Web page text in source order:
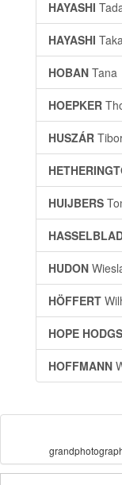
HAYASHI
HAYASHI
HOBAN Tana
HOEPKER
HUSZÁR
HUIJBERS
HUDON
HÖFFERT
HOPE
HOFFMANN